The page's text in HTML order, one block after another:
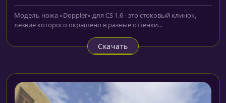
Модель ножа «Doppler» для CS 1.6 - это стоковый клинок,
лезвие которого окрашено в разные оттенки...
Скачать